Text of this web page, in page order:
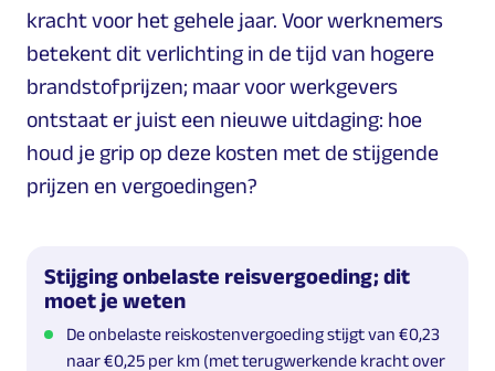
kracht voor het gehele jaar. Voor werknemers
betekent dit verlichting in de tijd van hogere
brandstofprijzen; maar voor werkgevers
ontstaat er juist een nieuwe uitdaging: hoe
houd je grip op deze kosten met de stijgende
prijzen en vergoedingen?
Stijging onbelaste reisvergoeding; dit
moet je weten
De onbelaste reiskostenvergoeding stijgt van €0,23
naar €0,25 per km (met terugwerkende kracht over